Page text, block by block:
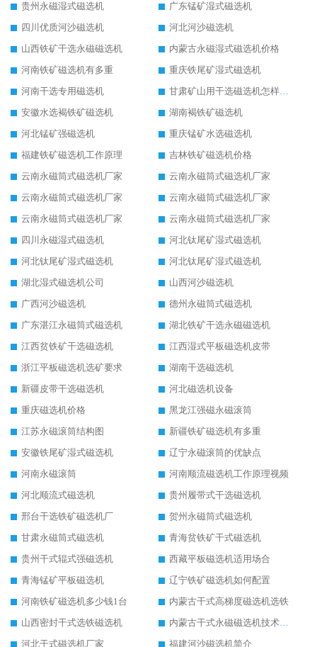
贵州永磁湿式磁选机
广东锰矿湿式磁选机
四川优质河沙磁选机
河北河沙磁选机
山西铁矿干选永磁磁选机
内蒙古永磁湿式磁选机价格
河南铁矿磁选机有多重
重庆铁尾矿湿式磁选机
河南干选专用磁选机
甘肃矿山用干选磁选机怎样调磁
安徽水选褐铁矿磁选机
湖南褐铁矿磁选机
河北锰矿强磁选机
重庆锰矿水选磁选机
福建铁矿磁选机工作原理
吉林铁矿磁选机价格
云南永磁筒式磁选机厂家
云南永磁筒式磁选机厂家
云南永磁筒式磁选机厂家
云南永磁筒式磁选机厂家
云南永磁筒式磁选机厂家
云南永磁筒式磁选机厂家
四川永磁湿式磁选机
河北钛尾矿湿式磁选机
河北钛尾矿湿式磁选机
河北钛尾矿湿式磁选机
湖北湿式磁选机公司
山西河沙磁选机
广西河沙磁选机
德州永磁筒式磁选机
广东湛江永磁筒式磁选机
湖北铁矿干选永磁磁选机
江西贫铁矿干选磁选机
江西湿式平板磁选机皮带
浙江平板磁选机选矿要求
湖南干选磁选机
新疆皮带干选磁选机
河北磁选机设备
重庆磁选机价格
黑龙江强磁永磁滚筒
江苏永磁滚筒结构图
新疆铁矿磁选机有多重
安徽铁尾矿湿式磁选机
辽宁永磁滚筒的优缺点
河南永磁滚筒
河南顺流磁选机工作原理视频
河北顺流式磁选机
贵州履带式干选磁选机
邢台干选铁矿磁选机厂
贺州永磁筒式磁选机
甘肃永磁筒式磁选机
青海贫铁矿干式磁选机
贵州干式辊式强磁选机
西藏平板磁选机适用场合
青海锰矿平板磁选机
辽宁铁矿磁选机如何配置
河南铁矿磁选机多少钱1台
内蒙古干式高梯度磁选机选铁
山西密封干式选铁磁选机
内蒙古干式永磁磁选机技术要求
河北干式磁选机厂家
福建河沙磁选机简介